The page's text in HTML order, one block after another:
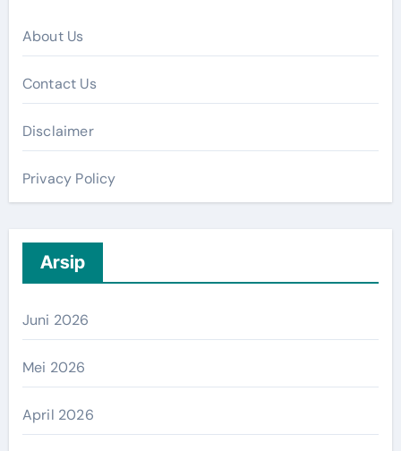
About Us
Contact Us
Disclaimer
Privacy Policy
Arsip
Juni 2026
Mei 2026
April 2026